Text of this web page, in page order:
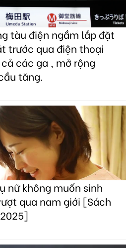
tàu điện ngầm lắp đặt
trước qua điện thoại
các ga , mở rộng
tăng.
nữ không muốn sinh
qua nam giới [Sách